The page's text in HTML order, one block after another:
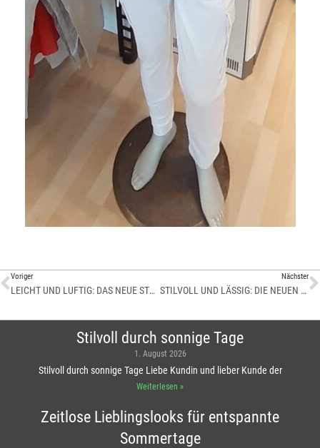
Voriger
LEICHT UND LUFTIG: DAS NEUE STRICKTEIL VON SMITH & SOUL FÜR WÄRMERE TAGE!
Nächster
STILVOLL UND LÄSSIG: DIE NEUEN POLOSHIRTS
Stilvoll durch sonnige Tage
1. August 2026
Stilvoll durch sonnige Tage Liebe Kundin und lieber Kunde der
Weiterlesen »
Zeitlose Lieblingslooks für entspannte
Sommertage